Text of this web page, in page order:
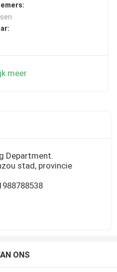
meer
Department.
stad, provincie
ONS